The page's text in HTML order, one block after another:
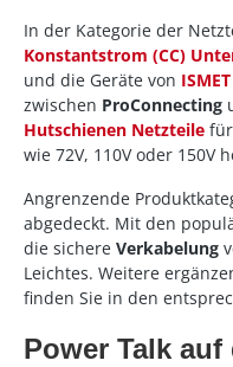
In der Kategorie der
Konstantstrom (CC)
und die Geräte von ISMET
zwischen ProConnecting
Hutschienen Netzteile für
wie 72V, 110V oder 150V
Angrenzende
abgedeckt. Mit den
die sichere Verkabelung
Leichtes. Weitere
finden Sie in den
Power Talk auf